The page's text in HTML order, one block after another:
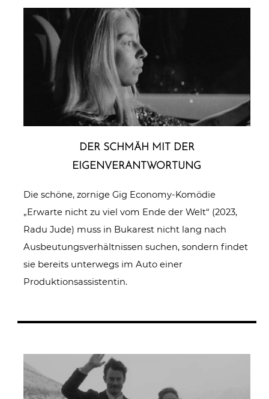
DER SCHMÄH MIT DER
EIGENVERANTWORTUNG
Die schöne, zornige Gig Economy-Komödie
„Erwarte nicht zu viel vom Ende der Welt“ (2023,
Radu Jude) muss in Bukarest nicht lang nach
Ausbeutungsverhältnissen suchen, sondern findet
sie bereits unterwegs im Auto einer
Produktionsassistentin.